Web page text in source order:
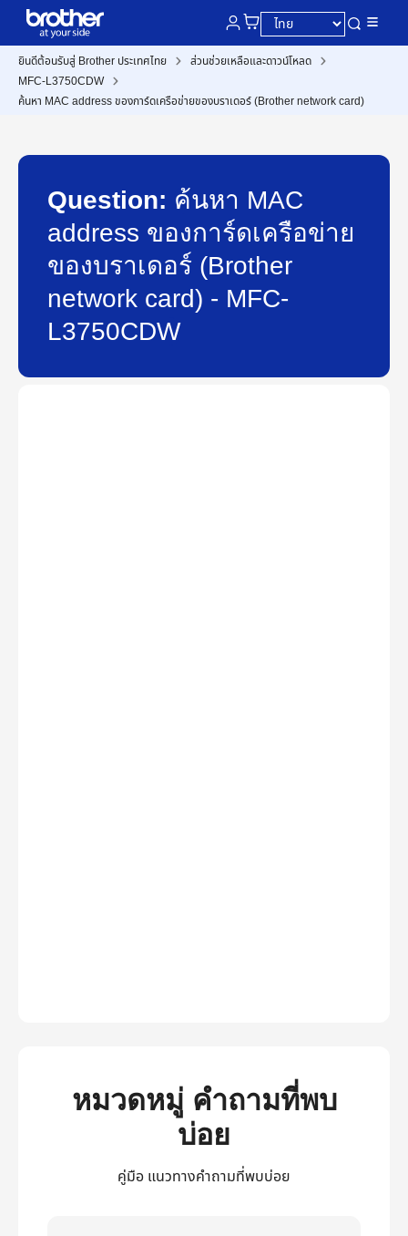
ยินดีต้อนรับสู่ Brother ประเทศไทย
ส่วนช่วยเหลือและดาวน์โหลด
MFC-L3750CDW
ค้นหา MAC address ของการ์ดเครือข่ายของบราเดอร์ (Brother network card)
Question: ค้นหา MAC
address ของการ์ดเครือข่าย
ของบราเดอร์ (Brother
network card) - MFC-
L3750CDW
หมวดหมู่ คำถามที่พบ
บ่อย
คู่มือ แนวทางคำถามที่พบบ่อย